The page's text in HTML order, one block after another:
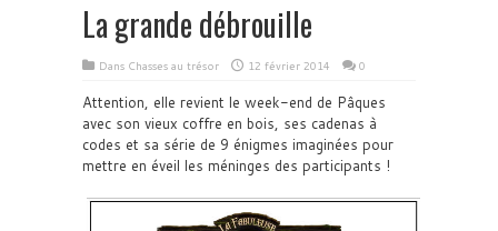
La grande débrouille
Dans Chasses au trésor 12 février 2014 0
Attention, elle revient le week-end de Pâques
avec son vieux coffre en bois, ses cadenas à
codes et sa série de 9 énigmes imaginées pour
mettre en éveil les méninges des participants !